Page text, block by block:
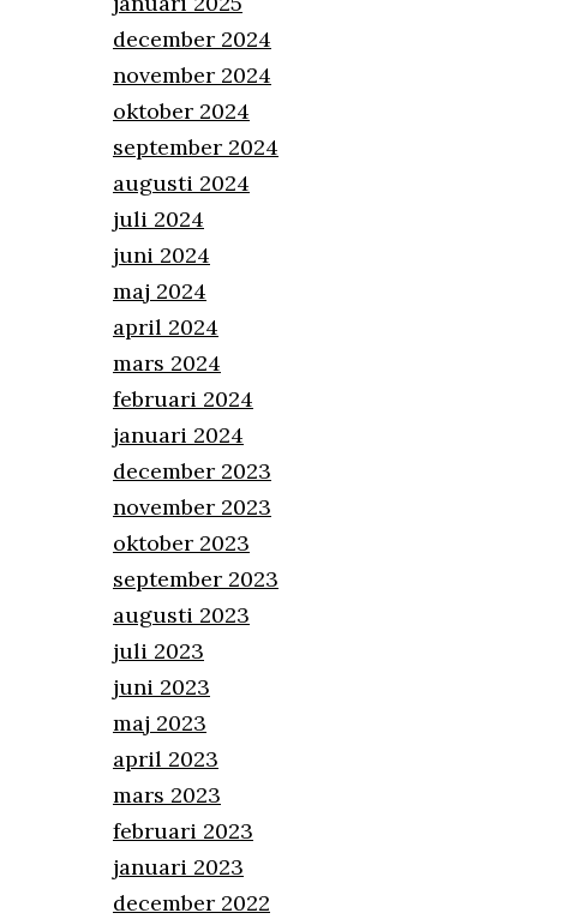
december 2024
november 2024
oktober 2024
september 2024
augusti 2024
juli 2024
juni 2024
maj 2024
april 2024
mars 2024
februari 2024
januari 2024
december 2023
november 2023
oktober 2023
september 2023
augusti 2023
juli 2023
juni 2023
maj 2023
april 2023
mars 2023
februari 2023
januari 2023
december 2022